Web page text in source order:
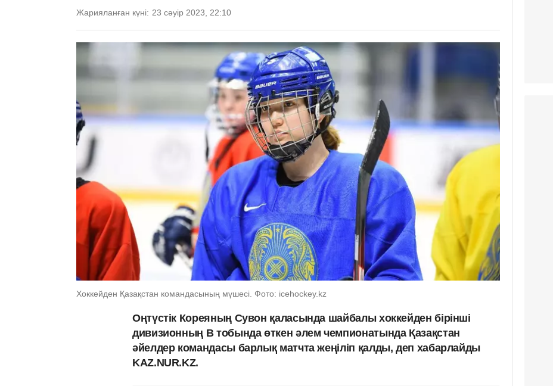
Жарияланған күні: 23 сәуір 2023, 22:10
Хоккейден Қазақстан командасының мүшесі. Фото: icehockey.kz
Оңтүстік Кореяның Сувон қаласында шайбалы хоккейден бірінші
дивизионның В тобында өткен әлем чемпионатында Қазақстан
әйелдер командасы барлық матчта жеңіліп қалды, деп хабарлайды
KAZ.NUR.KZ.